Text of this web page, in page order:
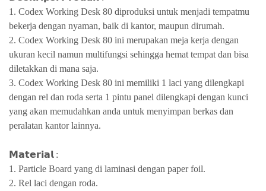
1. Codex Working Desk 80 diproduksi untuk menjadi tempatmu
bekerja dengan nyaman, baik di kantor, maupun dirumah.
2. Codex Working Desk 80 ini merupakan meja kerja dengan
ukuran kecil namun multifungsi sehingga hemat tempat dan bisa
diletakkan di mana saja.
3. Codex Working Desk 80 ini memiliki 1 laci yang dilengkapi
dengan rel dan roda serta 1 pintu panel dilengkapi dengan kunci
yang akan memudahkan anda untuk menyimpan berkas dan
peralatan kantor lainnya.
𝗠𝗮𝘁𝗲𝗿𝗶𝗮𝗹 :
1. Particle Board yang di laminasi dengan paper foil.
2. Rel laci dengan roda.